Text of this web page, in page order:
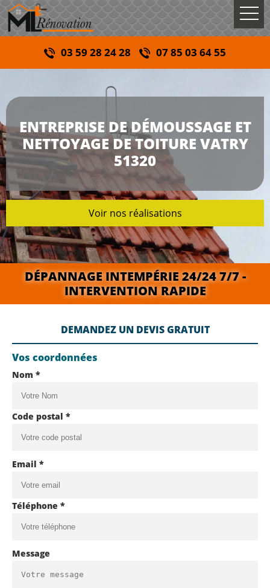
03 59 28 24 28 07 85 03 64 55
ENTREPRISE DE DÉMOUSSAGE ET
NETTOYAGE DE TOITURE VATRY
51320
Voir nos réalisations
DÉPANNAGE INTEMPÉRIE 24/24 7/7 -
INTERVENTION RAPIDE
DEMANDEZ UN DEVIS GRATUIT
Vos coordonnées
Nom *
Code postal *
Email *
Téléphone *
Message